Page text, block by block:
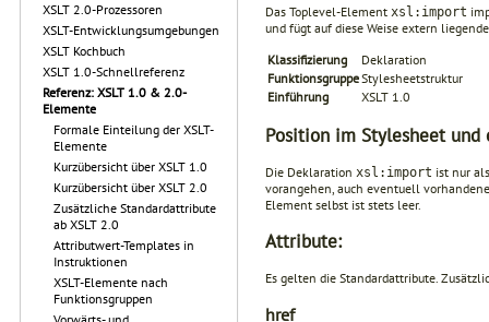
XSLT 2.0-Prozessoren
XSLT-Entwicklungsumgebungen
XSLT Kochbuch
XSLT 1.0-Schnellreferenz
Referenz: XSLT 1.0 & 2.0-
Elemente
Formale Einteilung der XSLT-
Elemente
Kurzübersicht über XSLT 1.0
Kurzübersicht über XSLT 2.0
Zusätzliche Standardattribute
ab XSLT 2.0
Attributwert-Templates in
Instruktionen
XSLT-Elemente nach
Funktionsgruppen
Das Toplevel-Element xsl:import
und fügt auf diese Weise extern
Klassifizierung
Deklaration
FunktionsgruppeStylesheetstruktur
Einführung
XSLT 1.0
Position im Stylesheet und
Die Deklaration xsl:import ist nur
vorangehen, auch eventuell
Element selbst ist stets leer.
Attribute:
Es gelten die Standardattribute.
href